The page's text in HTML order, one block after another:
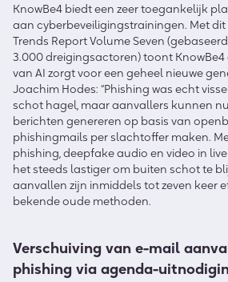
KnowBe4 biedt een zeer toegankelijk
aan cyberbeveiligingstrainingen. Met
Trends Report Volume Seven
3.000 dreigingsactoren) toont
van AI zorgt voor een geheel nieuwe
Joachim Hodes: “Phishing was echt
schot hagel, maar aanvallers kunnen
berichten genereren op basis van
phishingmails per slachtoffer maken.
phishing, deepfake audio en video in
het steeds lastiger om buiten schot te
aanvallen zijn inmiddels tot zeven keer
bekende oude methoden.
Verschuiving van e-mail
phishing via agenda-